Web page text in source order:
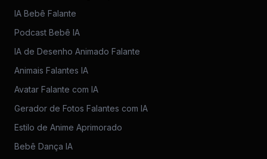
IA Bebê Falante
Podcast Bebê IA
IA de Desenho Animado Falante
Animais Falantes IA
Avatar Falante com IA
Gerador de Fotos Falantes com IA
Estilo de Anime Aprimorado
Bebê Dança IA